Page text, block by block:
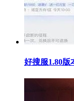
好搜服1.80版